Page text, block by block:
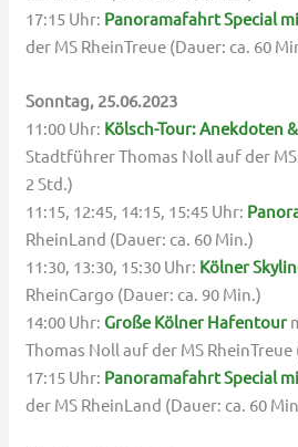
17:15 Uhr: Panoramafahrt Special
der MS RheinTreue (Dauer: ca. 60
Sonntag, 25.06.2023
11:00 Uhr: Kölsch-Tour: Anekdoten
Stadtführer Thomas Noll auf der
2 Std.)
11:15, 12:45, 14:15, 15:45 Uhr:
RheinLand (Dauer: ca. 60 Min.)
11:30, 13:30, 15:30 Uhr: Kölner
RheinCargo (Dauer: ca. 90 Min.)
14:00 Uhr: Große Kölner Hafentour
Thomas Noll auf der MS RheinTreue
17:15 Uhr: Panoramafahrt Special
der MS RheinLand (Dauer: ca. 60